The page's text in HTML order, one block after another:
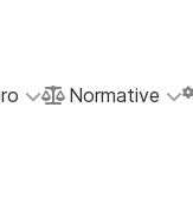
Normative